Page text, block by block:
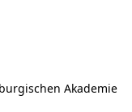
Akademie